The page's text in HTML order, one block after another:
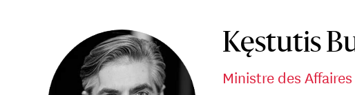
Kęstutis
Ministre des